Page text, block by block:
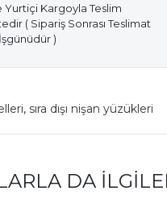
Yurtiçi Kargoyla Teslim
( Sipariş Sonrası Teslimat
)
, sıra dışı nişan yüzükleri
DA